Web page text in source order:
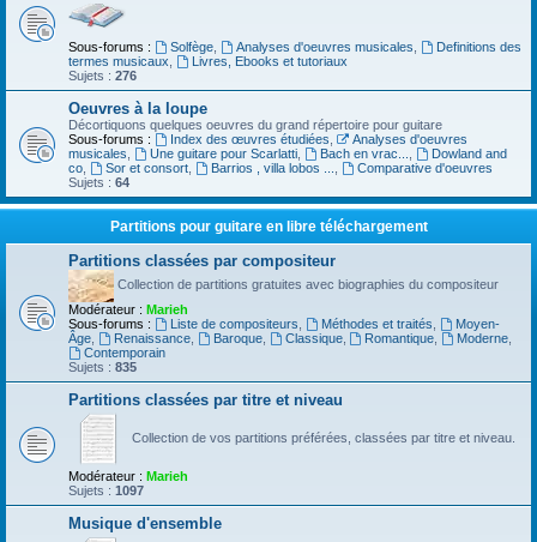
Sous-forums : Solfège, Analyses d'oeuvres musicales
Definitions des
termes musicaux
Livres, Ebooks et tutoriaux
Sujets : 276
Oeuvres à la loupe
Décortiquons quelques oeuvres du grand répertoire pour guitare
Sous-forums :
Index des œuvres étudiées
Analyses d'oeuvres
musicales
Une guitare pour Scarlatti, Bach en vrac...
Dowland and
co
Sor et consort, Barrios , villa lobos ...
Comparative d'oeuvres
Sujets : 64
Partitions pour guitare en libre téléchargement
Partitions classées par compositeur
Collection de partitions gratuites avec biographies du compositeur
Modérateur : Marieh
Sous-forums :
Liste de compositeurs Méthodes et traités
Moyen-
Âge
Renaissance, Baroque, Classique, Romantique Moderne
Contemporain
Sujets : 835
Partitions classées par titre et niveau
Collection de vos partitions préférées, classées par titre et niveau.
Modérateur : Marieh
Sujets : 1097
Musique d'ensemble